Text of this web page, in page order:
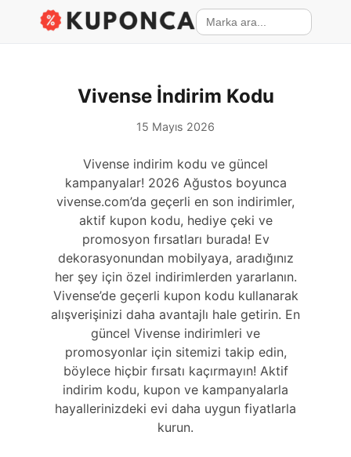
Vivense İndirim Kodu
15 Mayıs 2026
Vivense indirim kodu ve güncel
kampanyalar! 2026 Ağustos boyunca
vivense.com’da geçerli en son indirimler,
aktif kupon kodu, hediye çeki ve
promosyon fırsatları burada! Ev
dekorasyonundan mobilyaya, aradığınız
her şey için özel indirimlerden yararlanın.
Vivense’de geçerli kupon kodu kullanarak
alışverişinizi daha avantajlı hale getirin. En
güncel Vivense indirimleri ve
promosyonlar için sitemizi takip edin,
böylece hiçbir fırsatı kaçırmayın! Aktif
indirim kodu, kupon ve kampanyalarla
hayallerinizdeki evi daha uygun fiyatlarla
kurun.